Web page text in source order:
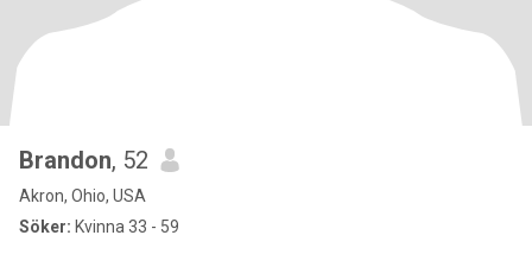
Brandon, 52
Akron, Ohio, USA
Söker: Kvinna 33 - 59